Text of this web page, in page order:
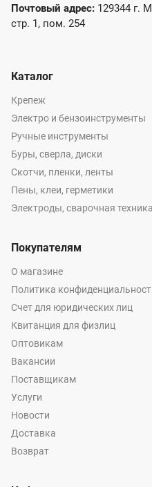
Почтовый адрес: 129344 г.
стр. 1, пом. 254
Каталог
Крепеж
Электро и бензоинструменты
Ручные инструменты
Буры, сверла, диски
Скотчи, пленки, ленты
Пены, клеи, герметики
Электроды, сварочная техника
Покупателям
О магазине
Политика
Счет для юридических лиц
Квитанция для физлиц
Оптовикам
Вакансии
Поставщикам
Услуги
Новости
Доставка
Возврат